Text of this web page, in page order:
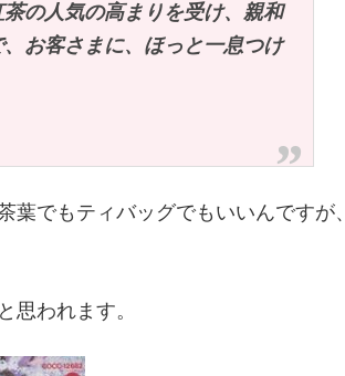
の人気の高まりを受け、親和
お客さまに、ほっと一息つけ
でもティバッグでもいいんですが、
思われます。